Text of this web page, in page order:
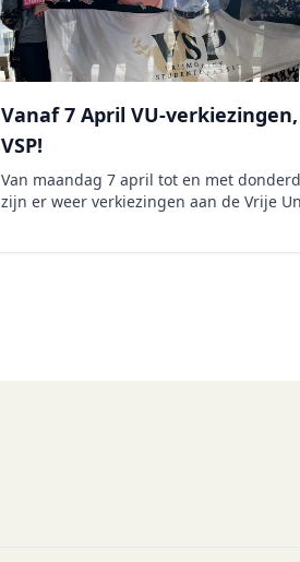
Vanaf 7 April VU-
VSP!
Van maandag 7 april tot en met
zijn er weer verkiezingen aan de Vrije